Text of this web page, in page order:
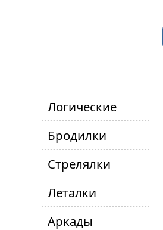
Логические
Бродилки
Стрелялки
Леталки
Аркады